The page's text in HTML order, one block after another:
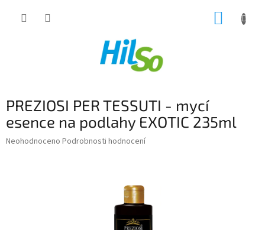
PREZIOSI PER TESSUTI - mycí
esence na podlahy EXOTIC 235ml
Průměrné
Neohodnoceno Podrobnosti hodnocení